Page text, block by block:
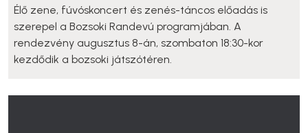
Élő zene, fúvóskoncert és zenés-táncos előadás is
szerepel a Bozsoki Randevú programjában. A
rendezvény augusztus 8-án, szombaton 18:30-kor
kezdődik a bozsoki játszótéren.